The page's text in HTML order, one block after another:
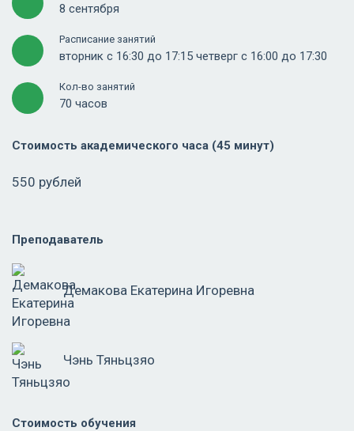
8 сентября
Расписание занятий
вторник с 16:30 до 17:15 четверг с 16:00 до 17:30
Кол-во занятий
70 часов
Стоимость академического часа (45 минут)
550 рублей
Преподаватель
Демакова Екатерина Игоревна
Чэнь Тяньцзяо
Стоимость обучения